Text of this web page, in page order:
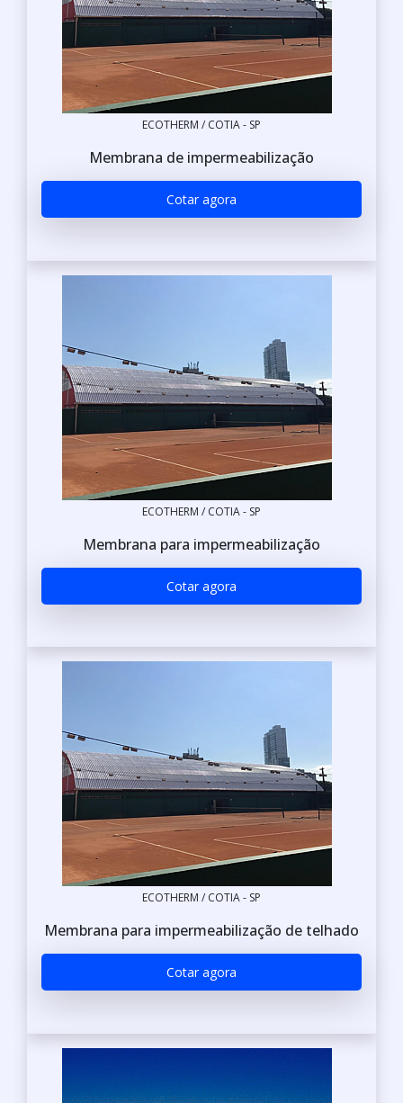
ECOTHERM / COTIA - SP
Membrana de impermeabilização
Cotar agora
ECOTHERM / COTIA - SP
Membrana para impermeabilização
Cotar agora
ECOTHERM / COTIA - SP
Membrana para impermeabilização de telhado
Cotar agora